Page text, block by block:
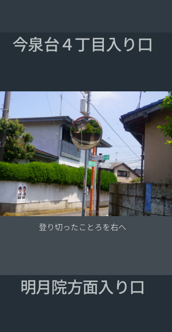
今泉台４丁目入り口
登り切ったことろを右へ
明月院方面入り口